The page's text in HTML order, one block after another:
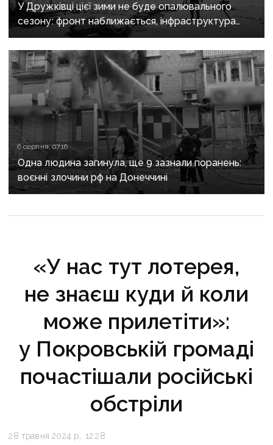
У Дружківці цієї зими не буде опалювального
сезону: фронт наближається, інфраструктура
критично зруйнована
6 серпня, 07:16
Одна людина загинула, ще 9 зазнали поранень:
воєнні злочини рф на Донеччині
«У нас тут лотерея,
не знаєш куди й коли
може прилетіти»:
у Покровській громаді
почастішали російські
обстріли
28 травня 2024 р., 12:28